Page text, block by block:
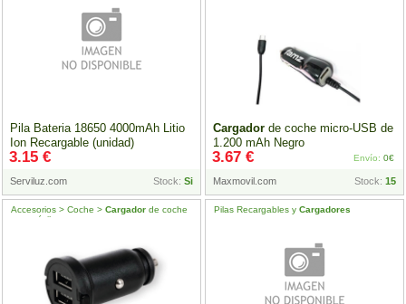
Pila Bateria 18650 4000mAh Litio
Ion Recargable (unidad)
Serviluz.com Stock: Si
3.15 €
Cargador de coche micro-USB de
1.200 mAh Negro
Maxmovil.com Stock: 15
3.67 € Envío: 0€
Accesorios > Coche > Cargador de coche
para móvil
Pilas Recargables y Cargadores